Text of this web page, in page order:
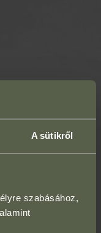
A sütikről
szabásához,
és
ideális kezelési